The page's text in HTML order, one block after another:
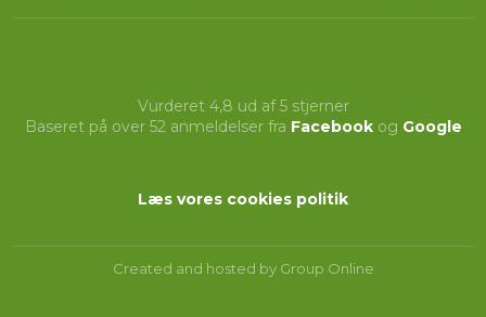
Vurderet 4,8 ud af 5 stjerner
Baseret på over 52 anmeldelser fra Facebookog Google
Læs vores cookies politik​
Created and hosted by Group Online